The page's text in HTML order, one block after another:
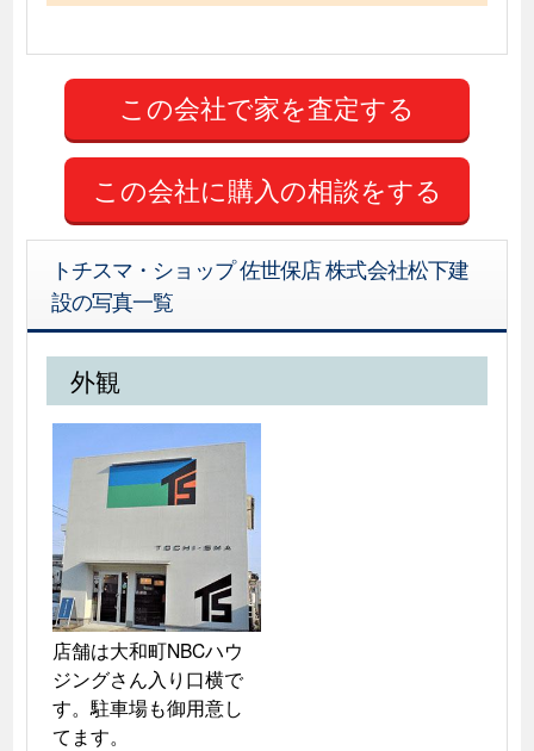
この会社に購入の相談をする
トチスマ・ショップ 佐世保店 株式会社松下建
設の写真一覧
外観
店舗は大和町NBCハウ
ジングさん入り口横で
す。駐車場も御用意し
てます。